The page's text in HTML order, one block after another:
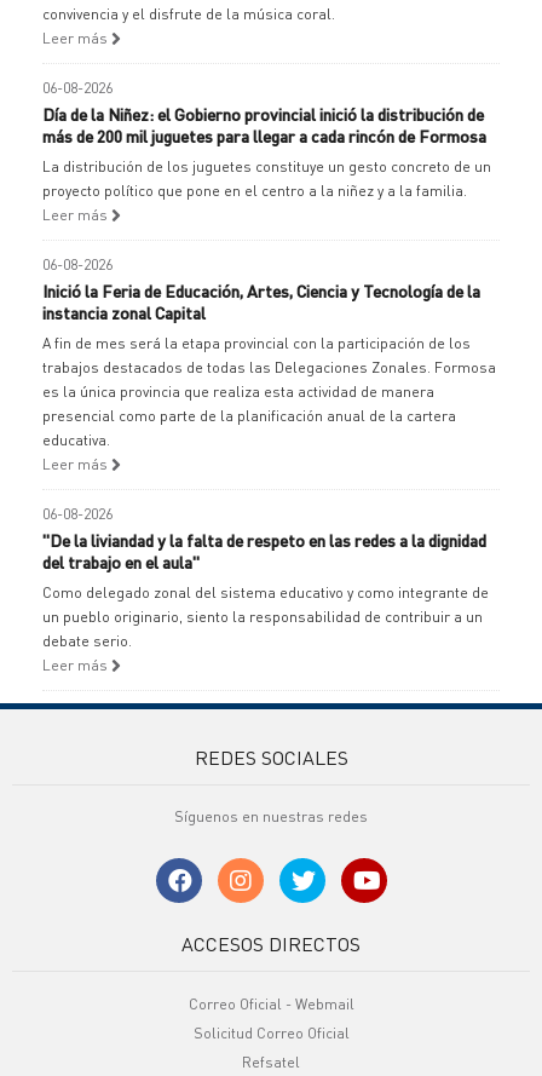
convivencia y el disfrute de la música coral.
Leer más
06-08-2026
Día de la Niñez: el Gobierno provincial inició la distribución de
más de 200 mil juguetes para llegar a cada rincón de Formosa
La distribución de los juguetes constituye un gesto concreto de un
proyecto político que pone en el centro a la niñez y a la familia.
Leer más
06-08-2026
Inició la Feria de Educación, Artes, Ciencia y Tecnología de la
instancia zonal Capital
A fin de mes será la etapa provincial con la participación de los
trabajos destacados de todas las Delegaciones Zonales. Formosa
es la única provincia que realiza esta actividad de manera
presencial como parte de la planificación anual de la cartera
educativa.
Leer más
06-08-2026
"De la liviandad y la falta de respeto en las redes a la dignidad
del trabajo en el aula"
Como delegado zonal del sistema educativo y como integrante de
un pueblo originario, siento la responsabilidad de contribuir a un
debate serio.
Leer más
REDES SOCIALES
Síguenos en nuestras redes
ACCESOS DIRECTOS
Correo Oficial - Webmail
Solicitud Correo Oficial
Refsatel